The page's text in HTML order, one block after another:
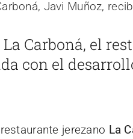
Carboná, el
con el
jerezano La